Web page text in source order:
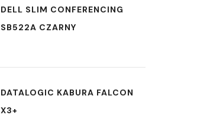
DELL SLIM CONFERENCING
SB522A CZARNY
DATALOGIC KABURA FALCON
X3+